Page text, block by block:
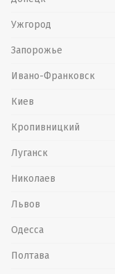
Ужгород
Запорожье
Ивано-Франковск
Киев
Кропивницкий
Луганск
Николаев
Львов
Одесса
Полтава